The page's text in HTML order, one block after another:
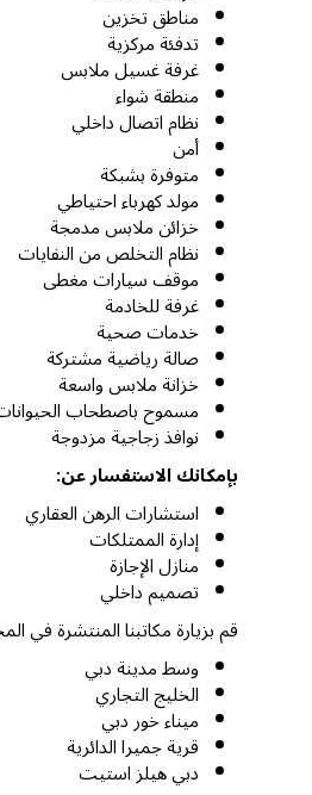
مناطق تخزين
تدفئة مركزية
غرفة غسيل ملابس
منطقة شواء
نظام اتصال داخلي
أمن
متوفرة بشبكة
مولد كهرباء احتياطي
خزائن ملابس مدمجة
نظام التخلص من النفايات
موقف سيارات مغطى
غرفة للخادمة
خدمات صحية
صالة رياضية مشتركة
خزانة ملابس واسعة
مسموح باصطحاب الحيوانات
نوافذ زجاجية مزدوجة
بإمكانك الاستفسار عن:
استشارات الرهن العقاري
إدارة الممتلكات
منازل الإجازة
تصميم داخلي
قم بزيارة مكاتبنا المنتشرة
وسط مدينة دبي
الخليج التجاري
ميناء خور دبي
قرية جميرا الدائرية
دبي هيلز استيت